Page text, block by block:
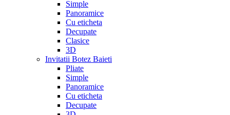
Simple
Panoramice
Cu eticheta
Decupate
Clasice
3D
Invitatii Botez Baieti
Pliate
Simple
Panoramice
Cu eticheta
Decupate